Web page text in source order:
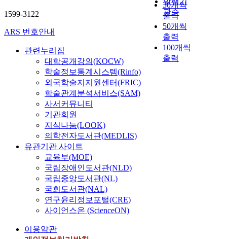
관순
30개씩
출력
50개씩
출력
100개씩
출력
1599-3122
ARS 번호안내
관련누리집
대학공개강의(KOCW)
학술정보통계시스템(Rinfo)
외국학술지지원센터(FRIC)
학술관계분석서비스(SAM)
사서커뮤니티
기관회원
지식나눔(LOOK)
의학전자도서관(MEDLIS)
유관기관 사이트
교육부(MOE)
국립장애인도서관(NLD)
국립중앙도서관(NL)
국회도서관(NAL)
연구윤리정보포털(CRE)
사이언스온 (ScienceON)
이용약관